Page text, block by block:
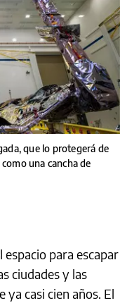
que lo protegerá de
una cancha de
espacio para escapar
ciudades y las
ya casi cien años. El